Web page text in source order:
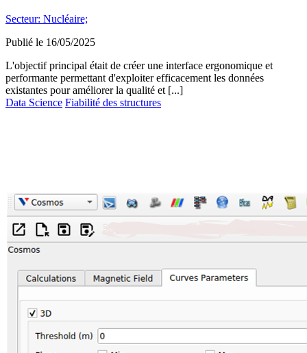
Secteur: Nucléaire;
Publié le 16/05/2025
L'objectif principal était de créer une interface ergonomique et
performante permettant d'exploiter efficacement les données
existantes pour améliorer la qualité et [...]
Data Science Fiabilité des structures